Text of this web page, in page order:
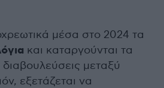
μέσα στο 2024 τα
και καταργούνται τα
μεταξύ
εξετάζεται να